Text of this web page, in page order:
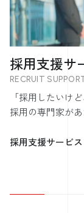
採用支援サ
RECRUIT
「採用したいけ
採用の専門家が
採用支援サービ